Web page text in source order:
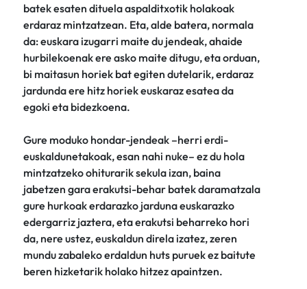
batek esaten dituela aspalditxotik holakoak
erdaraz mintzatzean. Eta, alde batera, normala
da: euskara izugarri maite du jendeak, ahaide
hurbilekoenak ere asko maite ditugu, eta orduan,
bi maitasun horiek bat egiten dutelarik, erdaraz
jardunda ere hitz horiek euskaraz esatea da
egoki eta bidezkoena.
Gure moduko hondar-jendeak –herri erdi-
euskaldunetakoak, esan nahi nuke– ez du hola
mintzatzeko ohiturarik sekula izan, baina
jabetzen gara erakutsi-behar batek daramatzala
gure hurkoak erdarazko jarduna euskarazko
edergarriz jaztera, eta erakutsi beharreko hori
da, nere ustez, euskaldun direla izatez, zeren
mundu zabaleko erdaldun huts puruek ez baitute
beren hizketarik holako hitzez apaintzen.